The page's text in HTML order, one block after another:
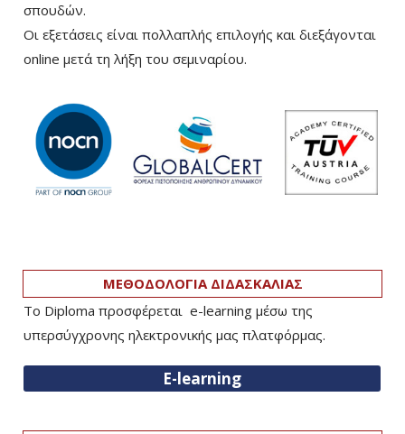
σπουδών.
Οι εξετάσεις είναι πολλαπλής επιλογής και διεξάγονται
online μετά τη λήξη του σεμιναρίου.
ΜΕΘΟΔΟΛΟΓΙΑ ΔΙΔΑΣΚΑΛΙΑΣ
Το Diploma προσφέρεται e-learning μέσω της
υπερσύγχρονης ηλεκτρονικής μας πλατφόρμας.
E-learning